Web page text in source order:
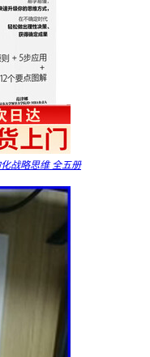
战略思维 全五册